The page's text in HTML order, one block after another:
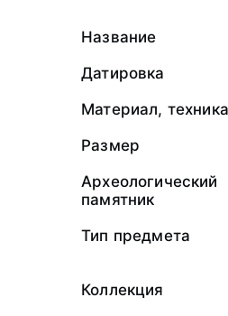
Название
Датировка
Материал, техника
Размер
Археологический
памятник
Тип предмета
Коллекция